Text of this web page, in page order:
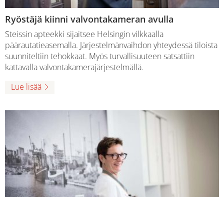
Ryöstäjä kiinni valvontakameran avulla
Steissin apteekki sijaitsee Helsingin vilkkaalla
päärautatieasemalla. Järjestelmänvaihdon yhteydessä tiloista
suunniteltiin tehokkaat. Myös turvallisuuteen satsattiin
kattavalla valvontakamerajärjestelmällä.
Lue lisää